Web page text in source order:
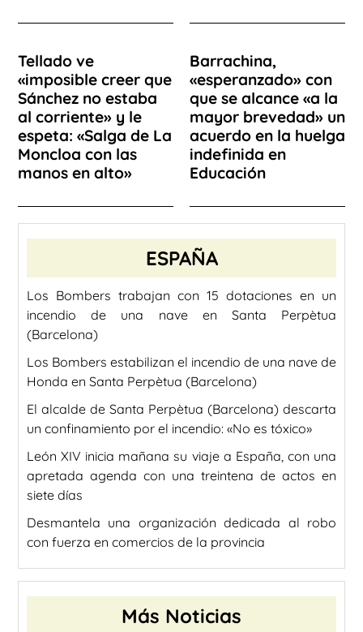
Tellado ve
«imposible creer que
Sánchez no estaba
al corriente» y le
espeta: «Salga de La
Moncloa con las
manos en alto»
Barrachina,
«esperanzado» con
que se alcance «a la
mayor brevedad» un
acuerdo en la huelga
indefinida en
Educación
ESPAÑA
Los Bombers trabajan con 15 dotaciones en un
incendio de una nave en Santa Perpètua
(Barcelona)
Los Bombers estabilizan el incendio de una nave de
Honda en Santa Perpètua (Barcelona)
El alcalde de Santa Perpètua (Barcelona) descarta
un confinamiento por el incendio: «No es tóxico»
León XIV inicia mañana su viaje a España, con una
apretada agenda con una treintena de actos en
siete días
Desmantela una organización dedicada al robo
con fuerza en comercios de la provincia
Más Noticias